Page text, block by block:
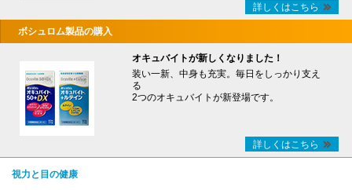
詳しくはこちら
ボシュロム製品の購入
オキュバイトが新しくなりました！
装い一新、中身も充実。毎日をしっかり支え
る
2つのオキュバイトが新登場です。
詳しくはこちら
視力と目の健康